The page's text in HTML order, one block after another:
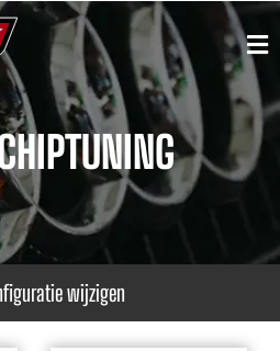
wijzigen